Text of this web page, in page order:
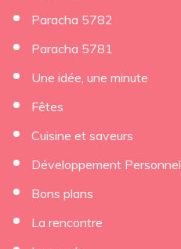
Paracha 5782
Paracha 5781
Une idée, une minute
Fêtes
Cuisine et saveurs
Développement Personnel
Bons plans
La rencontre